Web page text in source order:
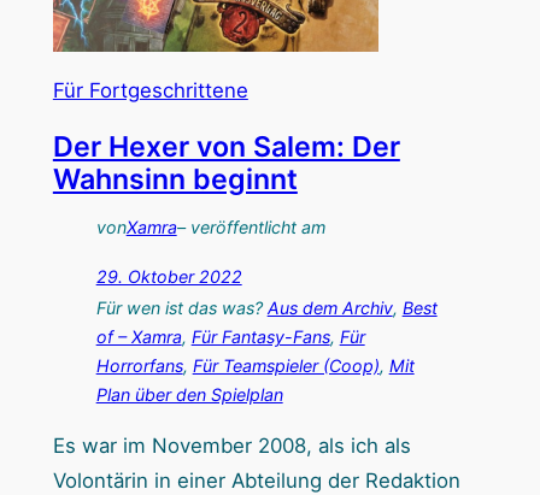
h
a
h
i
t
S
l
v
e
i
g
?
M
a
y
a
y
:
o
t
e
r
l
Für Fortgeschrittene
Der Hexer von Salem: Der
Wahnsinn beginnt
vonXamra– veröffentlicht am
29. Oktober 2022
Für wen ist das was?Aus dem Archiv, Best
of – Xamra, Für Fantasy-Fans, Für
Horrorfans, Für Teamspieler (Coop), Mit
Plan über den Spielplan
Es war im November 2008, als ich als
Volontärin in einer Abteilung der Redaktion